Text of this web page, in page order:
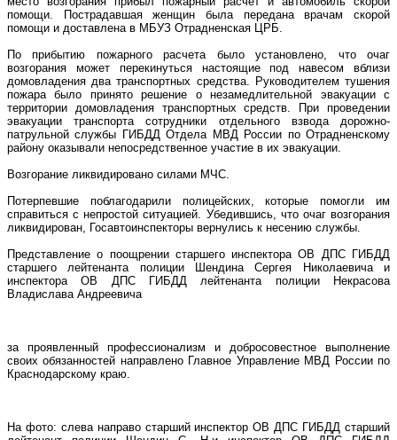
помощи. Пострадавшая женщин была передана врачам скорой
помощи и доставлена в МБУЗ Отрадненская ЦРБ.
По прибытию пожарного расчета было установлено, что очаг
возгорания может перекинуться настоящие под навесом вблизи
домовладения два транспортных средства. Руководителем тушения
пожара было принято решение о незамедлительной эвакуации с
территории домовладения транспортных средств. При проведении
эвакуации транспорта сотрудники отдельного взвода дорожно-
патрульной службы ГИБДД Отдела МВД России по Отрадненскому
району оказывали непосредственное участие в их эвакуации.
Возгорание ликвидировано силами МЧС.
Потерпевшие поблагодарили полицейских, которые помогли им
справиться с непростой ситуацией. Убедившись, что очаг возгорания
ликвидирован, Госавтоинспекторы вернулись к несению службы.
Представление о поощрении старшего инспектора ОВ ДПС ГИБДД
старшего лейтенанта полиции Шендина Сергея Николаевича и
инспектора ОВ ДПС ГИБДД лейтенанта полиции Некрасова
Владислава Андреевича
за проявленный профессионализм и добросовестное выполнение
своих обязанностей направлено Главное Управление МВД России по
Краснодарскому краю.
На фото: слева направо старший инспектор ОВ ДПС ГИБДД старший